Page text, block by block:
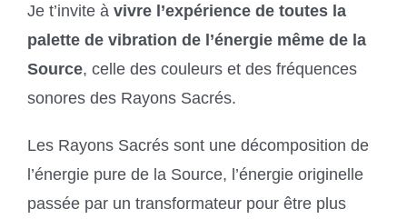
Je t’invite à vivre l’expérience de toutes la
palette de vibration de l’énergie même de la
Source, celle des couleurs et des fréquences
sonores des Rayons Sacrés.
Les Rayons Sacrés sont une décomposition de
l’énergie pure de la Source, l’énergie originelle
passée par un transformateur pour être plus